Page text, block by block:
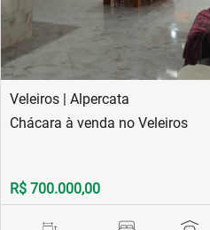
Veleiros | Alpercata
Chácara à venda no Veleiros
R$ 700.000,00